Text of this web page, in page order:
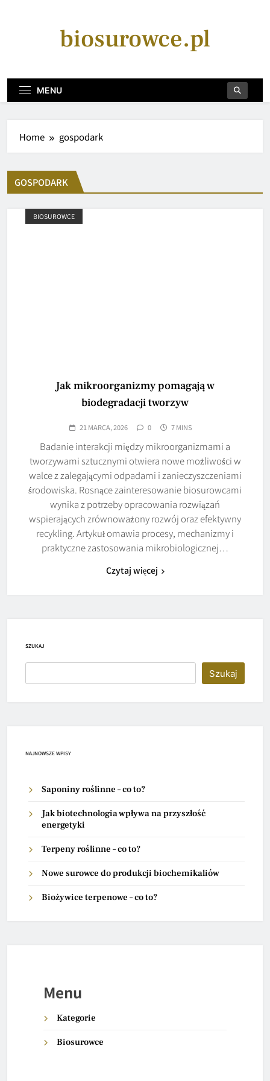
biosurowce.pl
MENU
Home gospodark
GOSPODARK
BIOSUROWCE
Jak mikroorganizmy pomagają w
biodegradacji tworzyw
21 MARCA, 2026 0 7 MINS
Badanie interakcji między mikroorganizmami a
tworzywami sztucznymi otwiera nowe możliwości w
walce z zalegającymi odpadami i zanieczyszczeniami
środowiska. Rosnące zainteresowanie biosurowcami
wynika z potrzeby opracowania rozwiązań
wspierających zrównoważony rozwój oraz efektywny
recykling. Artykuł omawia procesy, mechanizmy i
praktyczne zastosowania mikrobiologicznej…
Czytaj więcej
SZUKAJ
Szukaj
NAJNOWSZE WPISY
Saponiny roślinne – co to?
Jak biotechnologia wpływa na przyszłość
energetyki
Terpeny roślinne – co to?
Nowe surowce do produkcji biochemikaliów
Biożywice terpenowe – co to?
Menu
Kategorie
Biosurowce